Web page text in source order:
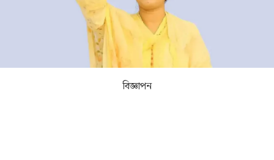
বিজ্ঞাপন